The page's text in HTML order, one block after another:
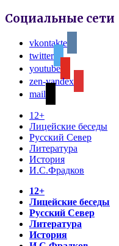
Социальные сети
vkontakte
twitter
youtube
zen-yandex
mail
12+
Лицейские беседы
Русский Север
Литература
История
И.С.Фрадков
12+
Лицейские беседы
Русский Север
Литература
История